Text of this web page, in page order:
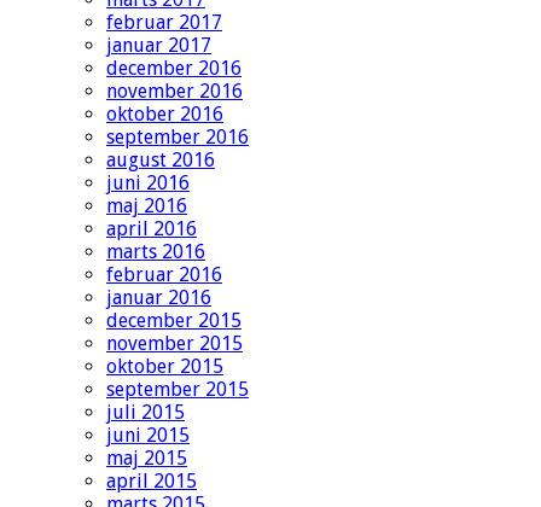
februar 2017
januar 2017
december 2016
november 2016
oktober 2016
september 2016
august 2016
juni 2016
maj 2016
april 2016
marts 2016
februar 2016
januar 2016
december 2015
november 2015
oktober 2015
september 2015
juli 2015
juni 2015
maj 2015
april 2015